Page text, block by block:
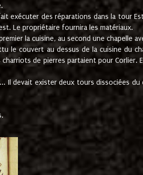
exécuter des réparations dans la tour
Le propriétaire fournira les matériaux.
la cuisine, au second une chapelle
le couvert au dessus de la cuisine du
de pierres partaient pour Corlier.
devait exister deux tours dissociées du